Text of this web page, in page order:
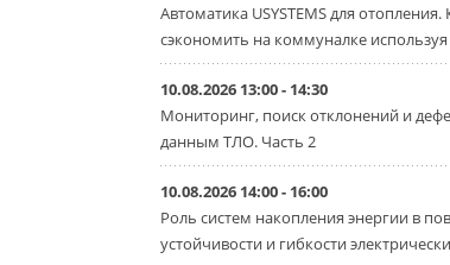
Автоматика USYSTEMS для отопления.
сэкономить на коммуналке
10.08.2026 13:00 - 14:30
Мониторинг, поиск отклонений и
данным ТЛО. Часть 2
10.08.2026 14:00 - 16:00
Роль систем накопления энергии в
устойчивости и гибкости